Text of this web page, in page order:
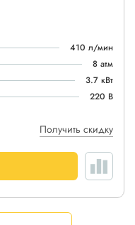
410 л/мин
8 атм
3.7 кВт
220 В
Получить скидку